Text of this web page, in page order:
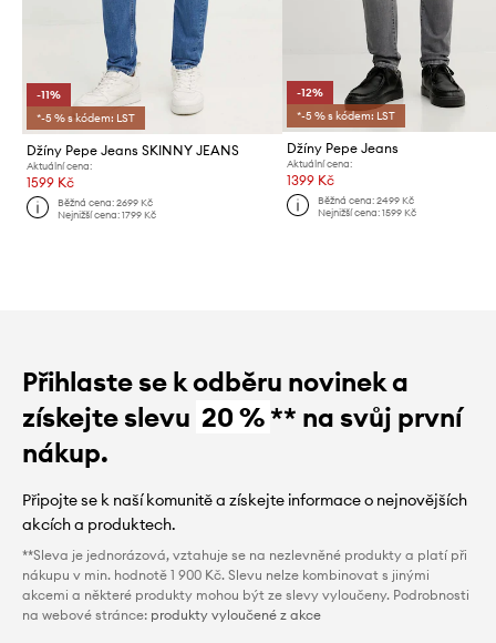
-11%
*-5 % s kódem: LST
Džíny Pepe Jeans SKINNY JEANS
Aktuální cena:
1599 Kč
Běžná cena:2699 Kč
Nejnižší cena:1799 Kč
-12%
*-5 % s kódem: LST
Džíny Pepe Jeans
Aktuální cena:
1399 Kč
Běžná cena: 2499 Kč
Nejnižší cena: 1599 Kč
Přihlaste se k odběru novinek a
získejte slevu 20 %** na svůj první
nákup.
Připojte se k naší komunitě a získejte informace o nejnovějších
akcích a produktech.
**Sleva je jednorázová, vztahuje se na nezlevněné produkty a platí při
nákupu v min. hodnotě 1 900 Kč. Slevu nelze kombinovat s jinými
akcemi a některé produkty mohou být ze slevy vyloučeny. Podrobnosti
na webové stránce: produkty vyloučené z akce